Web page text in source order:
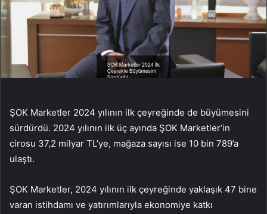
ŞOK Marketler 2024 yılının ilk çeyreğinde de büyümesini
sürdürdü. 2024 yılının ilk üç ayında ŞOK Marketler’in
cirosu 37,2 milyar TL’ye, mağaza sayısı ise 10 bin 789’a
ulaştı.
ŞOK Marketler, 2024 yılının ilk çeyreğinde yaklaşık 47 bine
varan istihdamı ve yatırımlarıyla ekonomiye katkı